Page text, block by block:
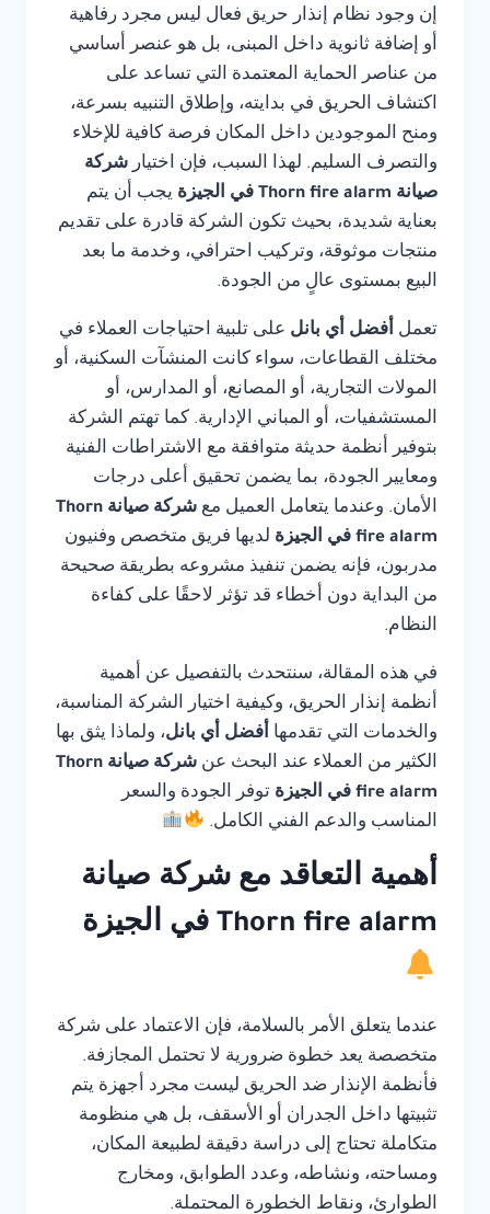
إن وجود نظام إنذار حريق فعال ليس مجرد رفاهية
أو إضافة ثانوية داخل المبنى، بل هو عنصر أساسي
من عناصر الحماية المعتمدة التي تساعد على
اكتشاف الحريق في بدايته، وإطلاق التنبيه بسرعة،
ومنح الموجودين داخل المكان فرصة كافية للإخلاء
والتصرف السليم. لهذا السبب، فإن اختيار شركة
صيانة Thorn fire alarm في الجيزة
يجب أن يتم
بعناية شديدة، بحيث تكون الشركة قادرة على تقديم
منتجات موثوقة، وتركيب احترافي، وخدمة ما بعد
البيع بمستوى عالٍ من الجودة.
تعمل أفضل أي بانل على تلبية احتياجات العملاء في
مختلف القطاعات، سواء كانت المنشآت السكنية، أو
المولات التجارية، أو المصانع، أو المدارس، أو
المستشفيات، أو المباني الإدارية. كما تهتم الشركة
بتوفير أنظمة حديثة متوافقة مع الاشتراطات الفنية
ومعايير الجودة، بما يضمن تحقيق أعلى درجات
الأمان. وعندما يتعامل العميل مع
شركة صيانة Thorn
fire alarm في الجيزة
لديها فريق متخصص وفنيون
مدربون، فإنه يضمن تنفيذ مشروعه بطريقة صحيحة
من البداية دون أخطاء قد تؤثر لاحقًا على كفاءة
النظام.
في هذه المقالة، سنتحدث بالتفصيل عن أهمية
أنظمة إنذار الحريق، وكيفية اختيار الشركة المناسبة،
والخدمات التي تقدمها أفضل أي بانل، ولماذا يثق بها
الكثير من العملاء عند البحث عن
شركة صيانة Thorn
fire alarm في الجيزة
توفر الجودة والسعر
المناسب والدعم الفني الكامل.
أهمية التعاقد مع شركة صيانة
Thorn fire alarm في الجيزة
عندما يتعلق الأمر بالسلامة، فإن الاعتماد على شركة
متخصصة يعد خطوة ضرورية لا تحتمل المجازفة.
فأنظمة الإنذار ضد الحريق ليست مجرد أجهزة يتم
تثبيتها داخل الجدران أو الأسقف، بل هي منظومة
متكاملة تحتاج إلى دراسة دقيقة لطبيعة المكان،
ومساحته، ونشاطه، وعدد الطوابق، ومخارج
الطوارئ، ونقاط الخطورة المحتملة.